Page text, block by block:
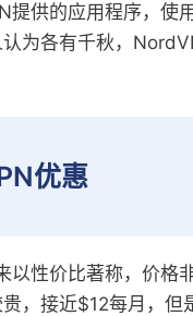
供的应用程序，使
为各有千秋，
优惠
以性价比著称，价格
，接近$12每月，但